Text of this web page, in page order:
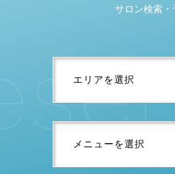
サロン検索・
ser